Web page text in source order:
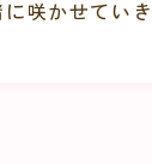
咲かせていき